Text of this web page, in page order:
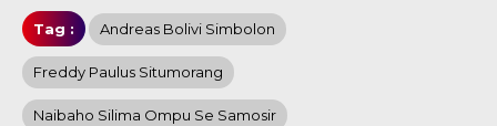
Tag : Andreas Bolivi Simbolon
Freddy Paulus Situmorang
Naibaho Silima Ompu Se Samosir